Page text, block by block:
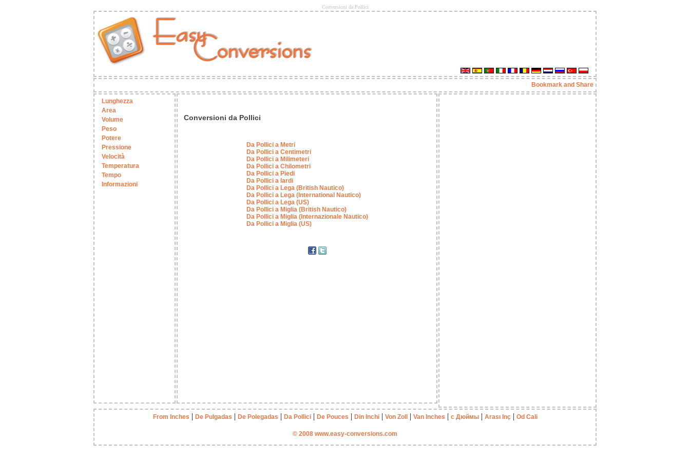
Conversioni da Pollici
Lunghezza
Area
Volume
Peso
Potere
Pressione
Velocità
Temperatura
Tempo
Informazioni
Conversioni da Pollici
Da Pollici a Metri
Da Pollici a Centimetri
Da Pollici a Milimeteri
Da Pollici a Chilometri
Da Pollici a Piedi
Da Pollici a Iardi
Da Pollici a Lega (British Nautico)
Da Pollici a Lega (International Nautico)
Da Pollici a Lega (US)
Da Pollici a Miglia (British Nautico)
Da Pollici a Miglia (Internazionale Nautico)
Da Pollici a Miglia (US)
From Inches De Pulgadas De Polegadas Da Pollici| De Pouces Din Inchi| Von Zoll | Van Inches с Дюймы| Arası Inç| Od Cali
© 2008 www.easy-conversions.com